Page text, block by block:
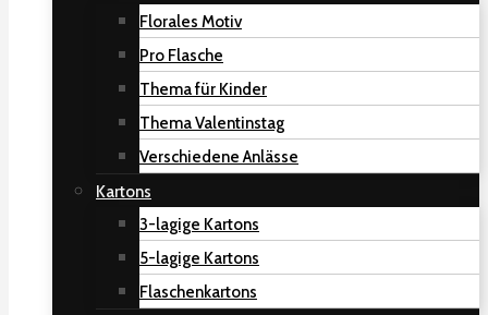
Florales Motiv
Pro Flasche
Thema für Kinder
Thema Valentinstag
Verschiedene Anlässe
Kartons
3-lagige Kartons
5-lagige Kartons
Flaschenkartons